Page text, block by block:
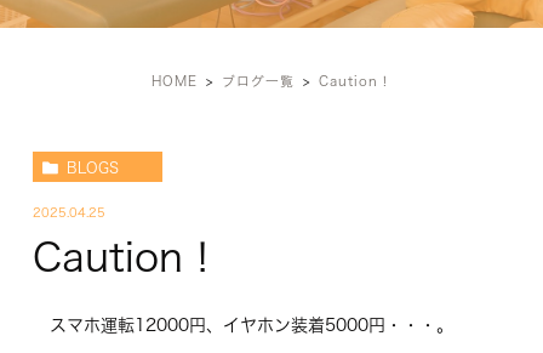
HOME ブログ一覧 Caution！
BLOGS
2025.04.25
Caution！
スマホ運転12000円、イヤホン装着5000円・・・。